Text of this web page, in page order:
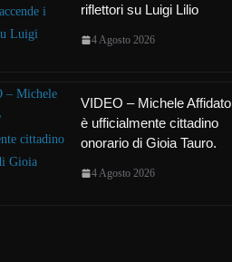
riflettori su Luigi Lilio
4 Agosto 2026
VIDEO – Michele Affidato
è ufficialmente cittadino
onorario di Gioia Tauro.
4 Agosto 2026